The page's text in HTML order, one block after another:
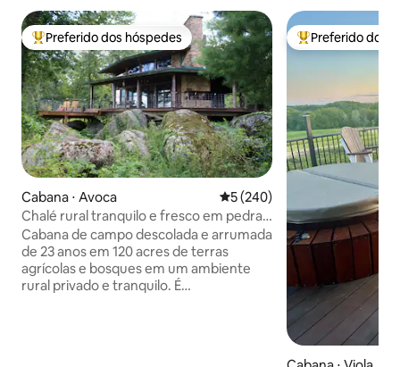
Entre os melhores preferidos dos hóspedes
Preferido dos hóspedes
Cabana ⋅ Avoca 5 de uma avaliação média de
5 (240)
Chalé rural tranquilo e fresco em pedras
e 120 acres
Cabana de campo descolada e arrumada
de 23 anos em 120 acres de terras
agrícolas e bosques em um ambiente
rural privado e tranquilo. É
Entre os
Preferido dos